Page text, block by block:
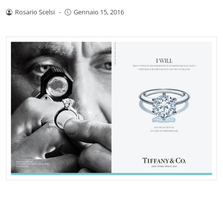
Rosario Scelsi - Gennaio 15, 2016